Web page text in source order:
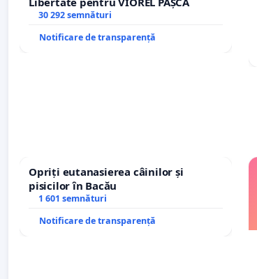
30 292 semnături
Notificare de transparență
Opriți eutanasierea câinilor și
pisicilor în Bacău
1 601 semnături
Notificare de transparență